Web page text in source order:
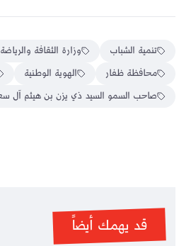
تنمية الشباب
وزارة الثقافة
محافظة ظفار
الهوية الوطنية
صاحب السمو السيد ذي يزن بن هيثم آل
قد يهمك أيضاً